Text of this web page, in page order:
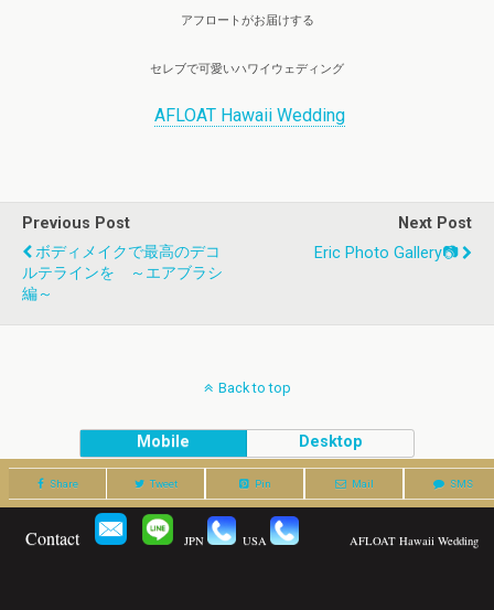
アフロートがお届けする
セレブで可愛いハワイウェディング
AFLOAT Hawaii Wedding
Previous Post
ボディメイクで最高のデコ
ルテラインを ～エアブラシ
編～
Next Post
Eric Photo Gallery📷
Back to top
Mobile Desktop
Share Tweet Pin Mail SMS
Contact JPN USA AFLOAT Hawaii